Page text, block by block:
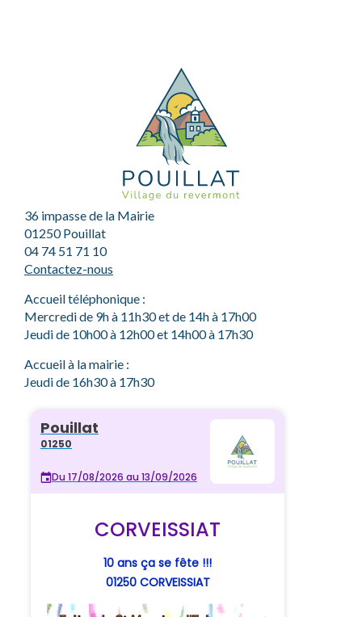
36 impasse de la Mairie
01250 Pouillat
04 74 51 71 10
Contactez-nous
Accueil téléphonique :
Mercredi de 9h à 11h30 et de 14h à 17h00
Jeudi de 10h00 à 12h00 et 14h00 à 17h30
Accueil à la mairie :
Jeudi de 16h30 à 17h30